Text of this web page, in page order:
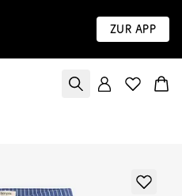
Zur App